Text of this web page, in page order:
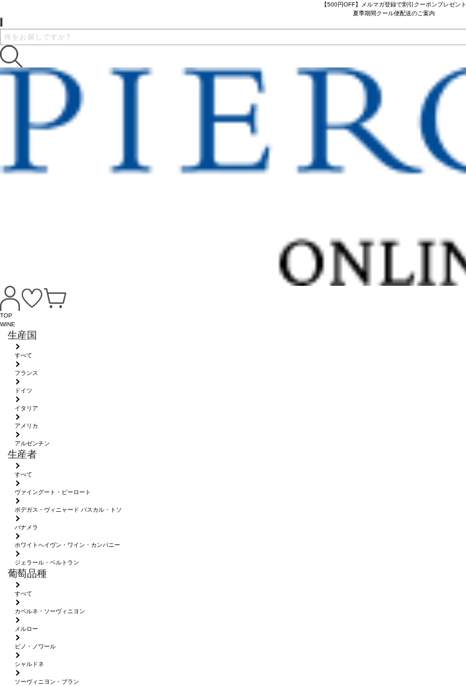
【500円OFF】メルマガ登録で割引クーポンプレゼント
夏季期間クール便配送のご案内
TOP
WINE
生産国
すべて
フランス
ドイツ
イタリア
アメリカ
アルゼンチン
生産者
すべて
ヴァイングート・ピーロート
ボデガス・ヴィニャード パスカル・トソ
パナメラ
ホワイトへイヴン・ワイン・カンパニー
ジェラール・ベルトラン
葡萄品種
すべて
カベルネ・ソーヴィニヨン
メルロー
ピノ・ノワール
シャルドネ
ソーヴィニヨン・ブラン